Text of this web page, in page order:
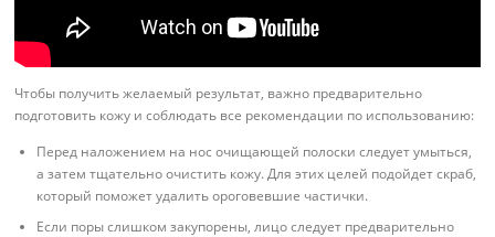
Чтобы получить желаемый результат, важно предварительно
подготовить кожу и соблюдать все рекомендации по использованию:
Перед наложением на нос очищающей полоски следует умыться,
а затем тщательно очистить кожу. Для этих целей подойдет скраб,
который поможет удалить ороговевшие частички.
Если поры слишком закупорены, лицо следует предварительно